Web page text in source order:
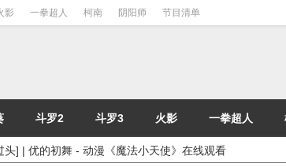
影 一拳超人 柯南 阴阳师 节目清单
斗罗2 斗罗3 火影 一拳超人
] | 优的初舞 - 动漫《魔法小天使》在线观看